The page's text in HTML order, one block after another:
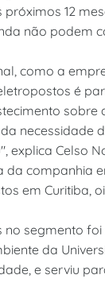
12
não podem
como a
é
sobre
necessidade
explica Celso
companhia
em Curitiba,
segmento
da
e serviu